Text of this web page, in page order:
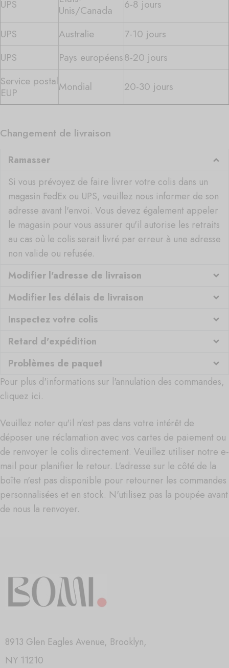
UPS
Unis/Canada
6-8 jours
UPS Australie
7-10 jours
UPS
Pays européens8-20 jours
Service postal
EUP
Mondial 20-30 jours
Changement de livraison
Ramasser
Si vous prévoyez de faire livrer votre colis dans un
magasin FedEx ou UPS, veuillez nous informer de son
adresse avant l'envoi. Vous devez également appeler
le magasin pour vous assurer qu'il autorise les retraits
au cas où le colis serait livré par erreur à une adresse
non valide ou refusée.
Modifier l'adresse de livraison
Modifier les délais de livraison
Inspectez votre colis
Retard d'expédition
Problèmes de paquet
Pour plus d'informations sur l'annulation des commandes,
cliquez ici.
Veuillez noter qu'il n'est pas dans votre intérêt de
déposer une réclamation avec vos cartes de paiement ou
de renvoyer le colis directement. Veuillez utiliser notre e-
mail pour planifier le retour. L'adresse sur le côté de la
boîte n'est pas disponible pour retourner les commandes
personnalisées et en stock. N'utilisez pas la poupée avant
de nous la renvoyer.
8913 Glen Eagles Avenue, Brooklyn,
NY 11210